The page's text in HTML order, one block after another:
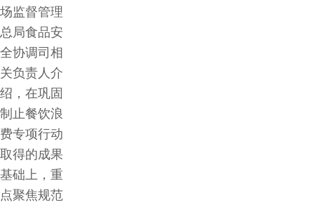
场监督管理
总局食品安
全协调司相
关负责人介
绍，在巩固
制止餐饮浪
费专项行动
取得的成果
基础上，重
点聚焦规范